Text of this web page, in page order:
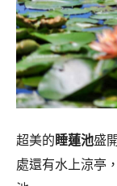
超美的睡蓮池盛
處還有水上涼亭